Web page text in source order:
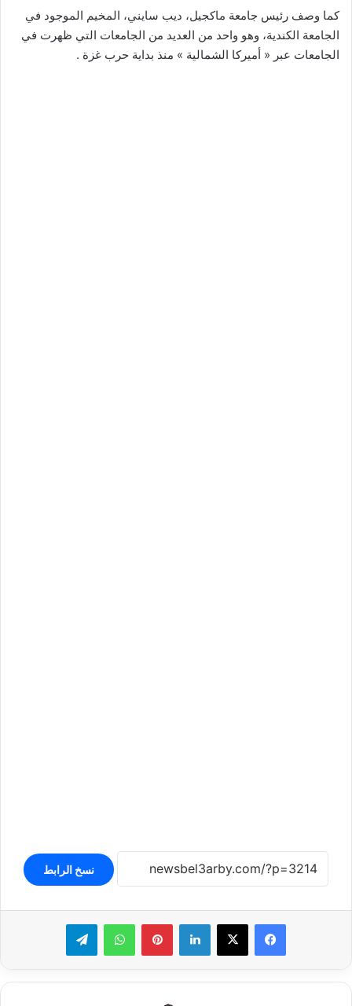
كما وصف رئيس جامعة ماكجيل، ديب سايني، المخيم الموجود في
الجامعة الكندية، وهو واحد من العديد من الجامعات التي ظهرت في
الجامعات عبر « أميركا الشمالية » منذ بداية حرب غزة .
نسخ الرابط
لينكدإن بينتيريستواتساب تيلقرام